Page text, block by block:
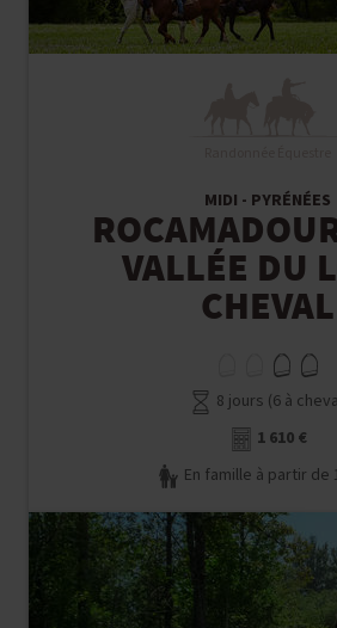
MIDI - PYRÉNÉES
VALLÉE DU
CHEVAL
8 jours (6 à
1 610 €
En famille à partir de